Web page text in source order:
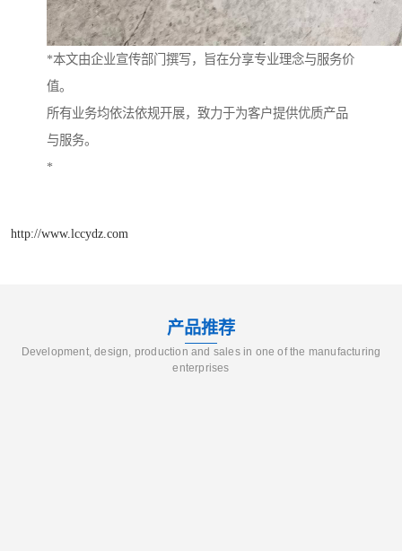
*本文由企业宣传部门撰写，旨在分享专业理念与服务价
值。
所有业务均依法依规开展，致力于为客户提供优质产品
与服务。
*
http://www.lccydz.com
产品推荐
Development, design, production and sales in one of the manufacturing
enterprises